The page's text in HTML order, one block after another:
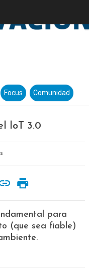
Focus Comunidad
loT 3.0
para
(que sea fiable)